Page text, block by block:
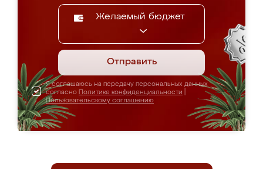
Желаемый бюджет
Отправить
Я соглашаюсь на передачу персональных данных
согласно Политике конфиденциальности
Пользовательскому соглашению